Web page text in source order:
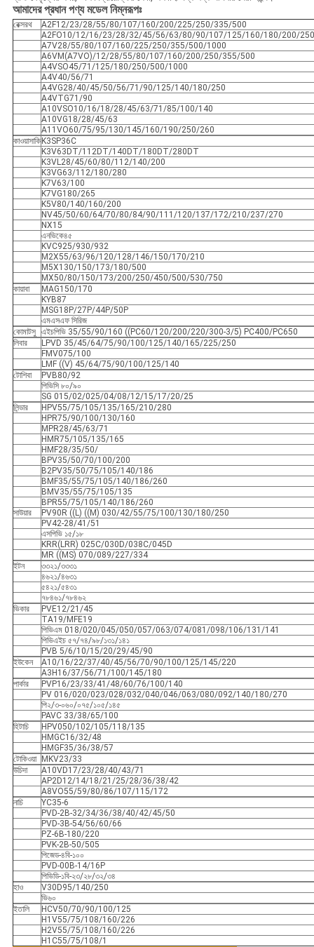
আমাদের প্রধান পণ্য মডেল নিম্নরূপঃ
রেক্সরথ
A2F12/23/28/55/80/107/160/200/225/250/335/500
A2FO10/12/16/23/28/32/45/56/63/80/90/107/125/160/180/200/
A7V28/55/80/107/160/225/250/355/500/1000
A6VM(A7VO)/12/28/55/80/107/160/200/250/355/500
A4VSO45/71/125/180/250/500/1000
A4V40/56/71
A4VG28/40/45/50/56/71/90/125/140/180/250
A4VTG71/90
A10VSO10/16/18/28/45/63/71/85/100/140
A10VG18/28/45/63
A11VO60/75/95/130/145/160/190/250/260
কাওয়াসাকি K3SP36C
K3V63DT/112DT/140DT/180DT/280DT
K3VL28/45/60/80/112/140/200
K3VG63/112/180/280
K7V63/100
K7VG180/265
K5V80/140/160/200
NV45/50/60/64/70/80/84/90/111/120/137/172/210/237/270
NX15
এনভিকে৪৫
KVC925/930/932
M2X55/63/96/120/128/146/150/170/210
M5X130/150/173/180/500
MX50/80/150/173/200/250/450/500/530/750
কায়াবা
MAG150/170
KYB87
MSG18P/27P/44P/50P
এমএসএফ সিরিজ
কোমাটসু এইচপিভি 35/55/90/160 ((PC60/120/200/220/300-3/5) PC400/PC650
লিবার
LPVD 35/45/64/75/90/100/125/140/165/225/250
FMV075/100
LMF ((V) 45/64/75/90/100/125/140
টোশিবা
PVB80/92
পিভিসি ৮০/৯০
SG 015/02/025/04/08/12/15/17/20/25
লিন্ডার
HPV55/75/105/135/165/210/280
HPR75/90/100/130/160
MPR28/45/63/71
HMR75/105/135/165
HMF28/35/50/
BPV35/50/70/100/200
B2PV35/50/75/105/140/186
BMF35/55/75/105/140/186/260
BMV35/55/75/105/135
BPR55/75/105/140/186/260
সাউয়ার
PV90R ((L) ((M) 030/42/55/75/100/130/180/250
PV42-28/41/51
এসপিভি ১৫/১৮
KRR(LRR) 025C/030D/038C/045D
MR ((MS) 070/089/227/334
ইটন
৩৩২১/৩৩৩১
৪৬২১/৪৬৩১
৫৪২১/৫৪৩১
৭৮৪৬১/৭৮৪৬২
ভিকার
PVE12/21/45
TA19/MFE19
পিভিএম 018/020/045/050/057/063/074/081/098/106/131/141
পিভিএইচ ৫৭/৭৪/৯৮/১৩১/১৪১
PVB 5/6/10/15/20/29/45/90
ইউকেন
A10/16/22/37/40/45/56/70/90/100/125/145/220
A3H16/37/56/71/100/145/180
পার্কার
PVP16/23/33/41/48/60/76/100/140
PV 016/020/023/028/032/040/046/063/080/092/140/180/270
পি২/৩-০৬০/০৭৫/১০৫/১৪৫
PAVC 33/38/65/100
হিটাচি
HPV050/102/105/118/135
HMGC16/32/48
HMGF35/36/38/57
টোকিওয়া
MKV23/33
উচিদা
A10VD17/23/28/40/43/71
AP2D12/14/18/21/25/28/36/38/42
A8VO55/59/80/86/107/115/172
নাচি
YC35-6
PVD-2B-32/34/36/38/40/42/45/50
PVD-3B-54/56/60/66
PZ-6B-180/220
PVK-2B-50/505
পিজেড-৪বি-১০০
PVD-00B-14/16P
পিভিডি-১বি-২৩/২৮/৩২/৩৪
হাও
V30D95/140/250
ভি৬০
ইতালি
HCV50/70/90/100/125
H1V55/75/108/160/226
H2V55/75/108/160/226
H1C55/75/108/1